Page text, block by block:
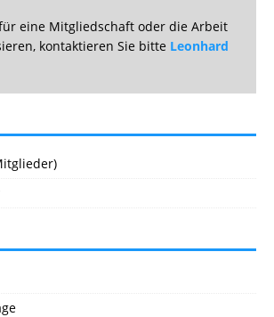
eine Mitgliedschaft oder die Arbeit
kontaktieren Sie bitte Leonhard